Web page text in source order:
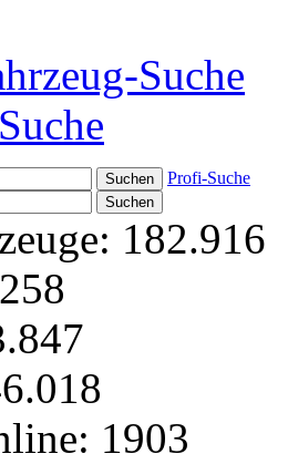
Suche
Profi-Suche
182.916
1903